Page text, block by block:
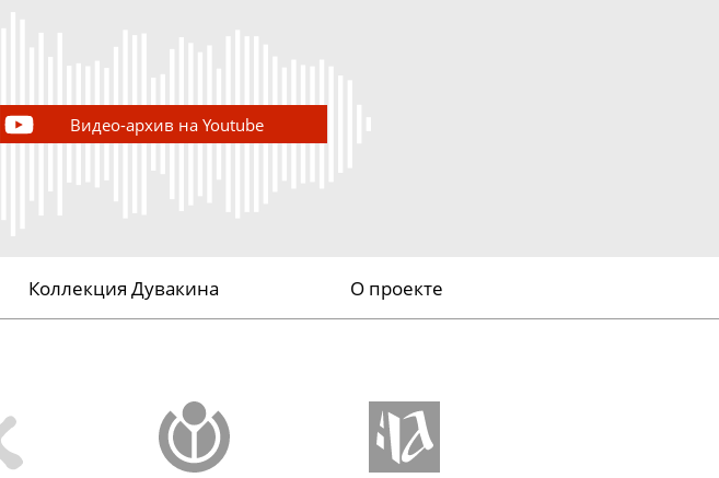
Видео-архив на Youtube
Коллекция Дувакина О проекте